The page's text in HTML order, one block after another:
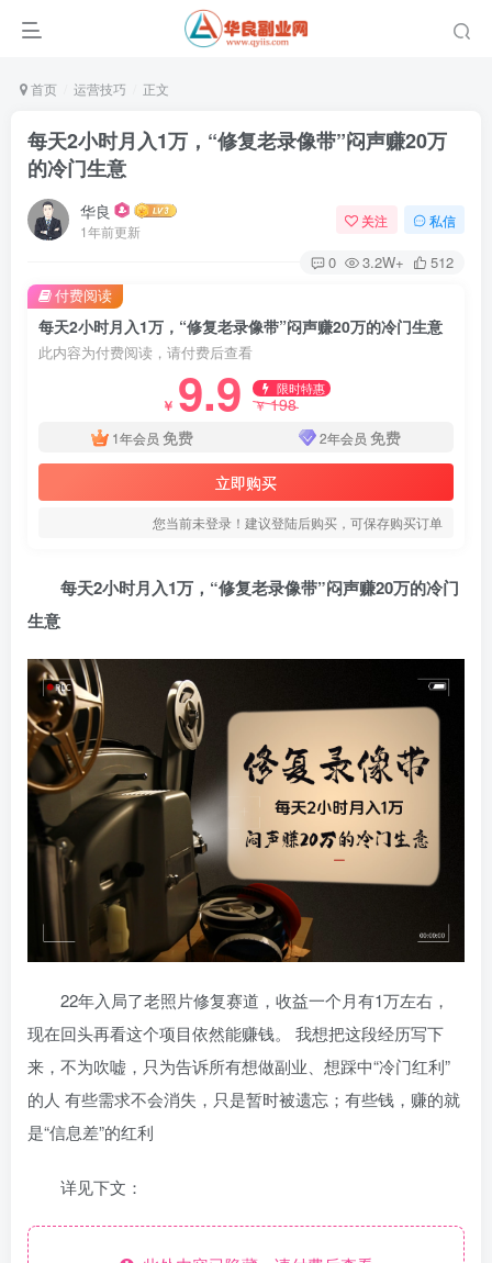
首页 运营技巧 正文
每天2小时月入1万，“修复老录像带”闷声赚20万
的冷门生意
华良
1年前更新
关注 私信
0 3.2W+ 512
每天2小时月入1万，“修复老录像带”闷声赚20万的冷门生意
此内容为付费阅读，请付费后查看
￥ 9.9 限时特惠
￥198
1年会员 免费 2年会员 免费
立即购买
您当前未登录！建议登陆后购买，可保存购买订单
付费阅读
每天2小时月入1万，“修复老录像带”闷声赚20万的冷门
生意
22年入局了老照片修复赛道，收益一个月有1万左右，
现在回头再看这个项目依然能赚钱。 我想把这段经历写下
来，不为吹嘘，只为告诉所有想做副业、想踩中“冷门红利”
的人 有些需求不会消失，只是暂时被遗忘；有些钱，赚的就
是“信息差”的红利
详见下文：
登录
没有账号？立即注册
社交账号登录